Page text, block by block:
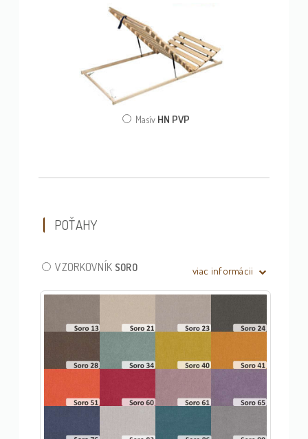
Masív HN PVP
POŤAHY
VZORKOVNÍK SORO viac informácii